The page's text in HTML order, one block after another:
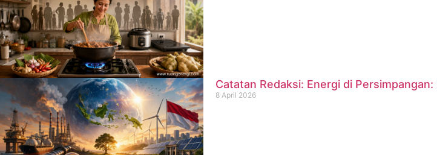
Catatan Redaksi: Energi di
8 April 2026